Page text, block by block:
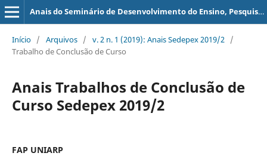
Anais do Seminário de Desenvolvimento do Ensino, Pesquisa e Extensão - SEDEPEX
Início / Arquivos / v. 2 n. 1 (2019): Anais Sedepex 2019/2 /
Trabalho de Conclusão de Curso
Anais Trabalhos de Conclusão de
Curso Sedepex 2019/2
FAP UNIARP